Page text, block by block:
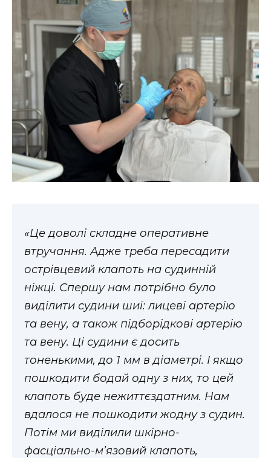
«Це доволі складне оперативне
втручання. Адже треба пересадити
острівцевий клапоть на судинній
ніжці. Спершу нам потрібно було
виділити судини шиї: лицеві артерію
та вену, а також підборідкові артерію
та вену. Ці судини є досить
тоненькими, до 1 мм в діаметрі. І якщо
пошкодити бодай одну з них, то цей
клапоть буде нежиттєздатним. Нам
вдалося не пошкодити жодну з судин.
Потім ми виділили шкірно-
фасціально-м’язовий клапоть,